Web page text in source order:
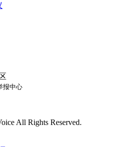
报中心
All Rights Reserved.